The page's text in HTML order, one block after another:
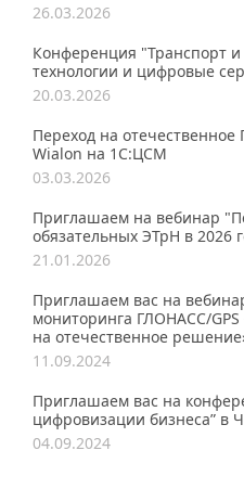
26.03.2026
Конференция "Транспорт
технологии и цифровые
20.03.2026
Переход на
Wialon на 1С:ЦСМ
03.03.2026
Приглашаем на вебинар
обязательных ЭТрН в 2026
21.01.2026
Приглашаем вас на
мониторинга ГЛОНАСС/
на отечественное
11.09.2024
Приглашаем вас на
цифровизации бизнеса” в
04.09.2024